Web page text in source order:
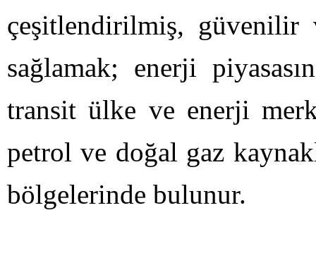
çeşitlendirilmiş,
sağlamak; enerji
transit ülke ve enerji
petrol ve doğal gaz
bölgelerinde bulunur.